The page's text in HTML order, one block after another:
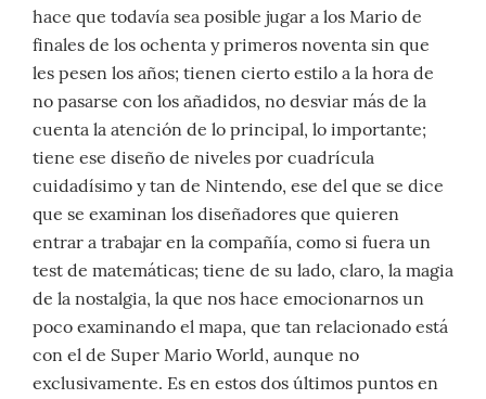
hace que todavía sea posible jugar a los Mario de
finales de los ochenta y primeros noventa sin que
les pesen los años; tienen cierto estilo a la hora de
no pasarse con los añadidos, no desviar más de la
cuenta la atención de lo principal, lo importante;
tiene ese diseño de niveles por cuadrícula
cuidadísimo y tan de Nintendo, ese del que se dice
que se examinan los diseñadores que quieren
entrar a trabajar en la compañía, como si fuera un
test de matemáticas; tiene de su lado, claro, la magia
de la nostalgia, la que nos hace emocionarnos un
poco examinando el mapa, que tan relacionado está
con el de Super Mario World, aunque no
exclusivamente. Es en estos dos últimos puntos en